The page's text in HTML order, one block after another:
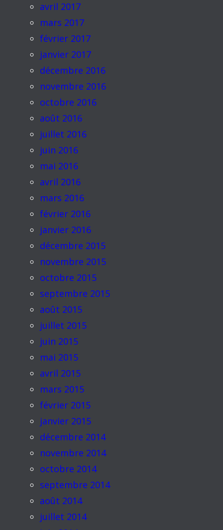
avril 2017
mars 2017
février 2017
janvier 2017
décembre 2016
novembre 2016
octobre 2016
août 2016
juillet 2016
juin 2016
mai 2016
avril 2016
mars 2016
février 2016
janvier 2016
décembre 2015
novembre 2015
octobre 2015
septembre 2015
août 2015
juillet 2015
juin 2015
mai 2015
avril 2015
mars 2015
février 2015
janvier 2015
décembre 2014
novembre 2014
octobre 2014
septembre 2014
août 2014
juillet 2014